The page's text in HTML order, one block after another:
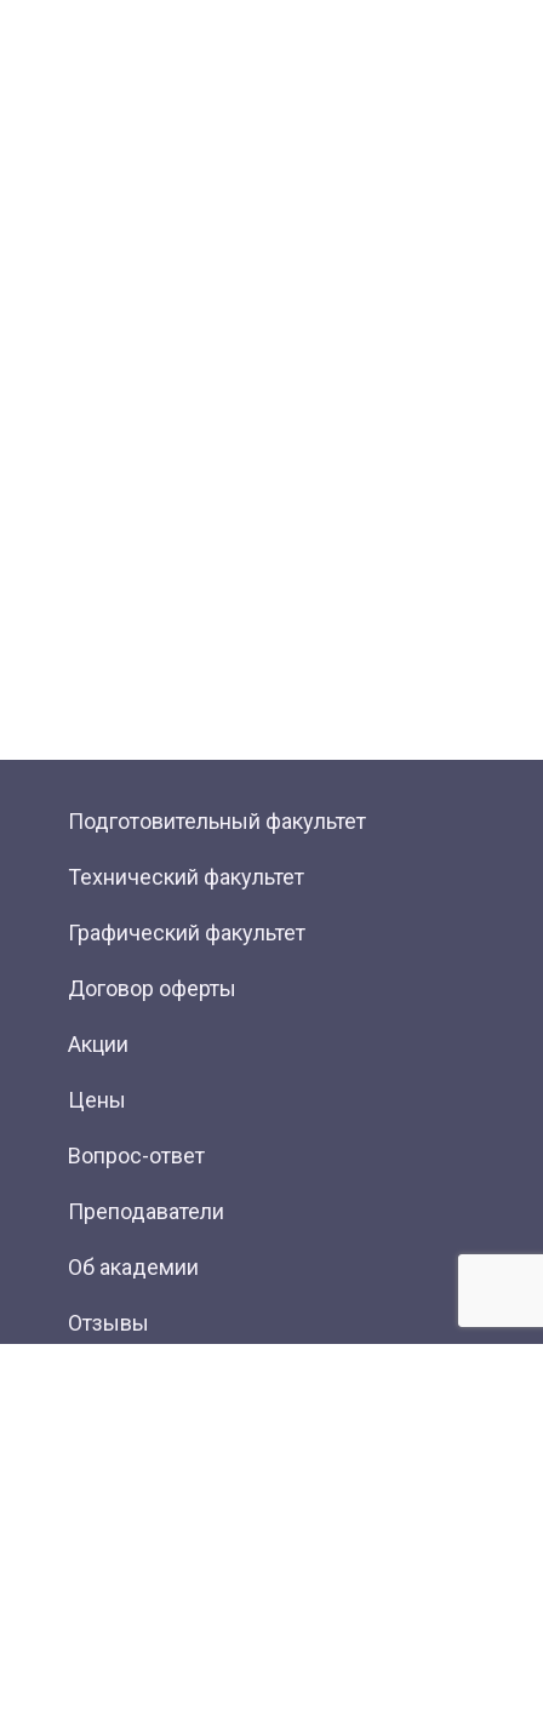
Подготовительный факультет
Технический факультет
Графический факультет
Договор оферты
Акции
Цены
Вопрос-ответ
Преподаватели
Об академии
Отзывы